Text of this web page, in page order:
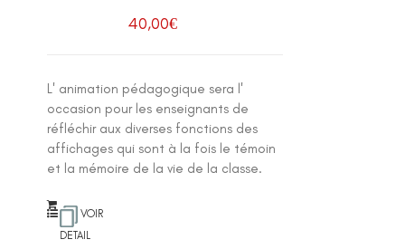
40,00€
L' animation pédagogique sera l'
occasion pour les enseignants de
réfléchir aux diverses fonctions des
affichages qui sont à la fois le témoin
et la mémoire de la vie de la classe.
VOIR
DETAIL